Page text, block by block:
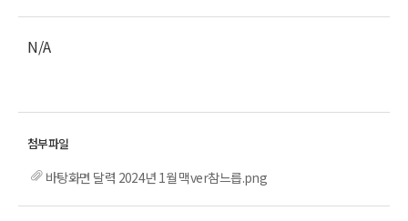
N/A
바탕화면 달력 2024년 1월 맥ver참느릅.png